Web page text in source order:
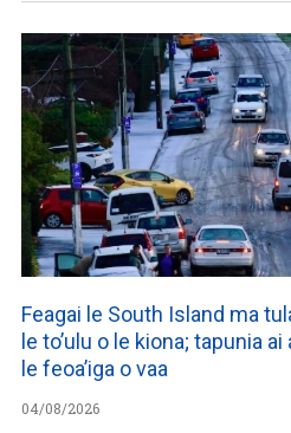
Feagai le South Island ma
le to’ulu o le kiona; tapunia ai
le feoa’iga o vaa
04/08/2026